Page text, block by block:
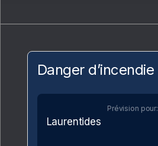
Danger d’incendie
Prévision pour:
Laurentides